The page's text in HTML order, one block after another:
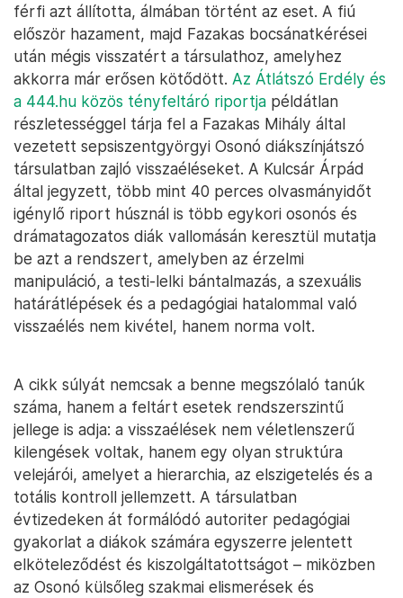
férfi azt állította, álmában történt az eset. A fiú
először hazament, majd Fazakas bocsánatkérései
után mégis visszatért a társulathoz, amelyhez
akkorra már erősen kötődött. Az Átlátszó Erdély és
a 444.hu közös tényfeltáró riportja példátlan
részletességgel tárja fel a Fazakas Mihály által
vezetett sepsiszentgyörgyi Osonó diákszínjátszó
társulatban zajló visszaéléseket. A Kulcsár Árpád
által jegyzett, több mint 40 perces olvasmányidőt
igénylő riport húsznál is több egykori osonós és
drámatagozatos diák vallomásán keresztül mutatja
be azt a rendszert, amelyben az érzelmi
manipuláció, a testi-lelki bántalmazás, a szexuális
határátlépések és a pedagógiai hatalommal való
visszaélés nem kivétel, hanem norma volt.
A cikk súlyát nemcsak a benne megszólaló tanúk
száma, hanem a feltárt esetek rendszerszintű
jellege is adja: a visszaélések nem véletlenszerű
kilengések voltak, hanem egy olyan struktúra
velejárói, amelyet a hierarchia, az elszigetelés és a
totális kontroll jellemzett. A társulatban
évtizedeken át formálódó autoriter pedagógiai
gyakorlat a diákok számára egyszerre jelentett
elköteleződést és kiszolgáltatottságot – miközben
az Osonó külsőleg szakmai elismerések és